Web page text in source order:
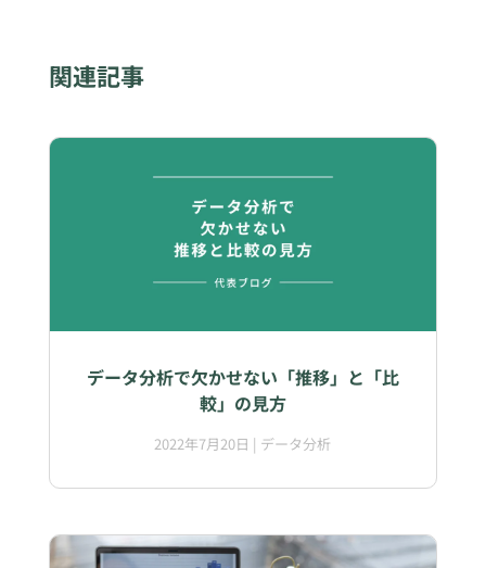
関連記事
データ分析で欠かせない「推移」と「比
較」の見方
2022年7月20日 | データ分析